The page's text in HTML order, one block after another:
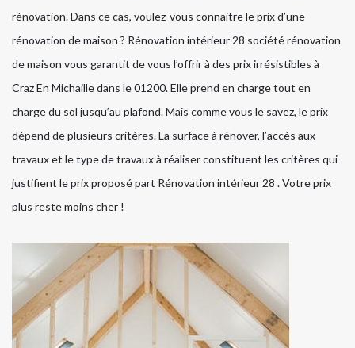
rénovation. Dans ce cas, voulez-vous connaitre le prix d’une
rénovation de maison ? Rénovation intérieur 28 société rénovation
de maison vous garantit de vous l’offrir à des prix irrésistibles à
Craz En Michaille dans le 01200. Elle prend en charge tout en
charge du sol jusqu’au plafond. Mais comme vous le savez, le prix
dépend de plusieurs critères. La surface à rénover, l’accès aux
travaux et le type de travaux à réaliser constituent les critères qui
justifient le prix proposé part Rénovation intérieur 28 . Votre prix
plus reste moins cher !